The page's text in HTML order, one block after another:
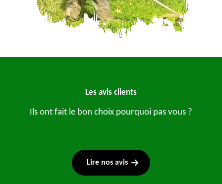
Les avis clients
Ils ont fait le bon choix pourquoi pas vous ?
Lire nos avis